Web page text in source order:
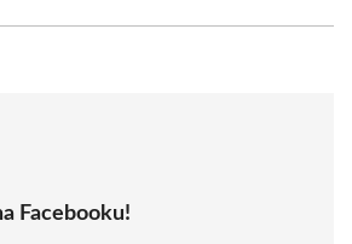
Facebooku!